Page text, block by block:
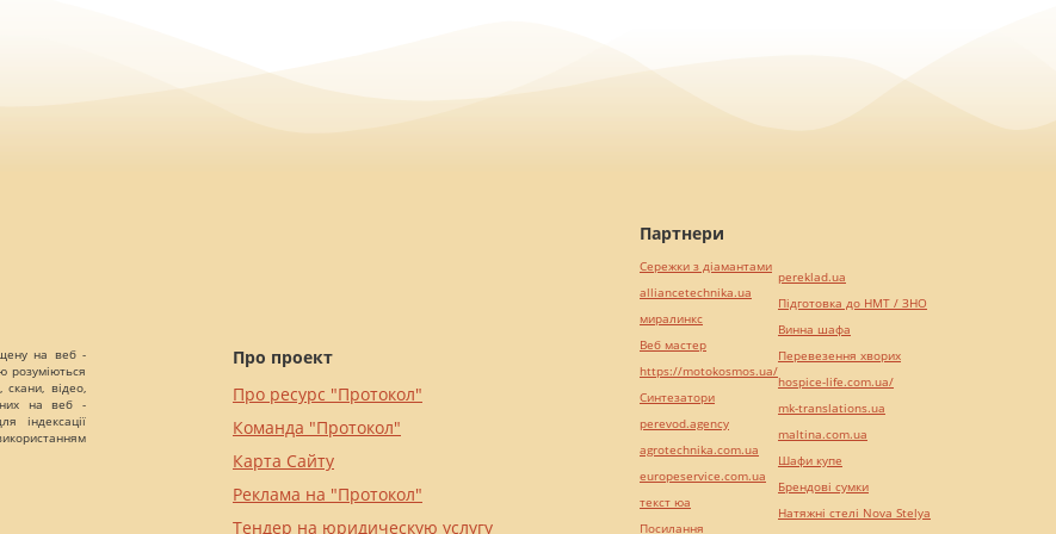
на веб -
розуміються
скани, відео,
на веб -
індексації
Про проект
Про ресурс "Протокол"
Команда "Протокол"
Карта Сайту
Реклама на "Протокол"
Тендер на юридическую услугу
Партнери
Сережки з діамантами
alliancetechnika.ua
миралинкс
Веб мастер
https://motokosmos.ua/
Синтезатори
perevod.agency
agrotechnika.com.ua
europeservice.com.ua
текст юа
Посилання
pereklad.ua
Підготовка до НМТ / ЗНО
Винна шафа
Перевезення хворих
hospice-life.com.ua/
mk-translations.ua
maltina.com.ua
Шафи купе
Брендові сумки
Натяжні стелі Nova Stelya